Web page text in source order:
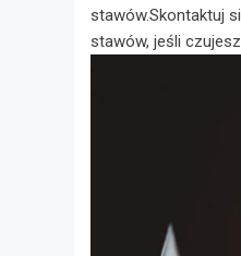
stawów.Skontaktuj
stawów, jeśli